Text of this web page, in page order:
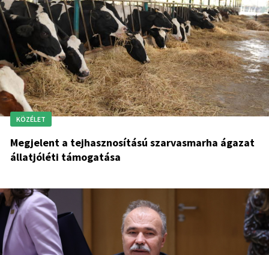
KÖZÉLET
Megjelent a tejhasznosítású szarvasmarha ágazat
állatjóléti támogatása